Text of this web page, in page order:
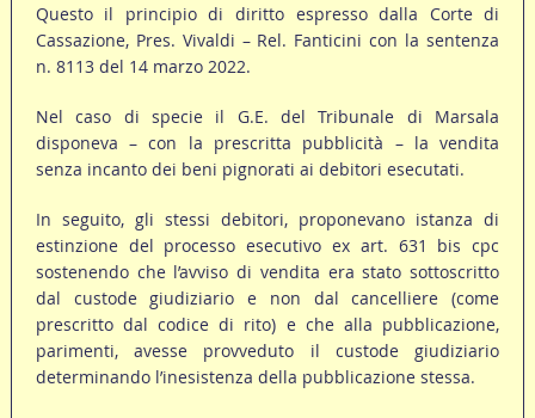
Questo il principio di diritto espresso dalla Corte di
Cassazione, Pres. Vivaldi – Rel. Fanticini con la sentenza
n. 8113 del 14 marzo 2022.
Nel caso di specie il G.E. del Tribunale di Marsala
disponeva – con la prescritta pubblicità – la vendita
senza incanto dei beni pignorati ai debitori esecutati.
In seguito, gli stessi debitori, proponevano istanza di
estinzione del processo esecutivo ex art. 631 bis cpc
sostenendo che l’avviso di vendita era stato sottoscritto
dal custode giudiziario e non dal cancelliere (come
prescritto dal codice di rito) e che alla pubblicazione,
parimenti, avesse provveduto il custode giudiziario
determinando l’inesistenza della pubblicazione stessa.